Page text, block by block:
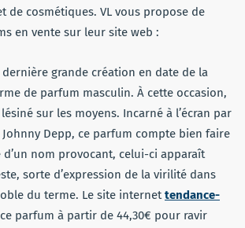
de cosmétiques. VL vous propose de
en vente sur leur site web :
dernière grande création en date de la
de parfum masculin. À cette occasion,
lésiné sur les moyens. Incarné à l’écran par
Johnny Depp, ce parfum compte bien faire
nom provocant, celui-ci apparaît
sorte d’expression de la virilité dans
du terme. Le site internettendance-
parfum à partir de 44,30€ pour ravir